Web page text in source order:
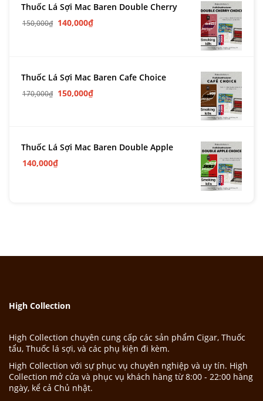
Thuốc Lá Sợi Mac Baren Double Cherry
150,000₫ 140,000₫
Thuốc Lá Sợi Mac Baren Cafe Choice
170,000₫ 150,000₫
Thuốc Lá Sợi Mac Baren Double Apple
140,000₫
High Collection
High Collection chuyên cung cấp các sản phẩm Cigar, Thuốc
tẩu, Thuốc lá sợi, và các phụ kiện đi kèm.
High Collection với sự phục vụ chuyên nghiệp và uy tín. High
Collection mở cửa và phục vụ khách hàng từ 8:00 - 22:00 hàng
ngày, kể cả Chủ nhật.